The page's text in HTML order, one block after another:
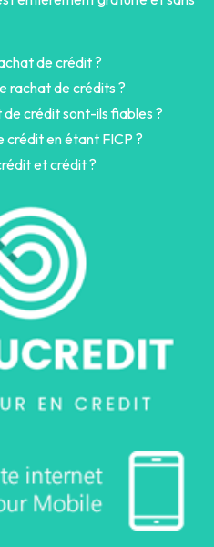
de crédit ?
rachat de crédits ?
crédit sont-ils fiables ?
crédit en étant FICP ?
et crédit ?